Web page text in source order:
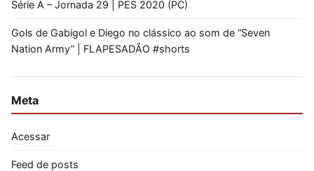
Série A – Jornada 29 | PES 2020 (PC)
Gols de Gabigol e Diego no clássico ao som de “Seven
Nation Army” | FLAPESADÃO #shorts
Meta
Acessar
Feed de posts